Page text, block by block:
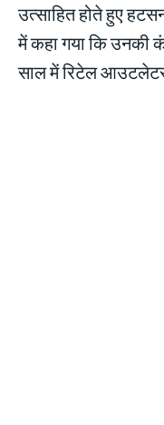
उत्साहित होते हुए
में कहा गया कि उनकी
साल में रिटेल